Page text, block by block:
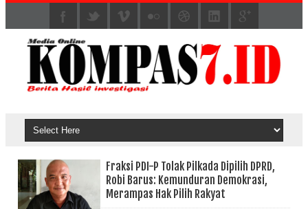
Fraksi PDI-P Tolak Pilkada Dipilih DPRD,
Robi Barus: Kemunduran Demokrasi,
Merampas Hak Pilih Rakyat